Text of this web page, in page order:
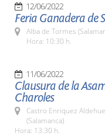
12/06/2022
Feria Ganadera de
Alba de Tormes
Hora: 10:30 h.
11/06/2022
Clausura de la
Charoles
Castro Enriquez
(Salamanca)
Hora: 13:30 h.